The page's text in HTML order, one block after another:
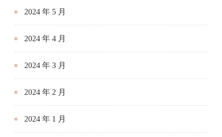
2024 年 5 月
2024 年 4 月
2024 年 3 月
2024 年 2 月
2024 年 1 月